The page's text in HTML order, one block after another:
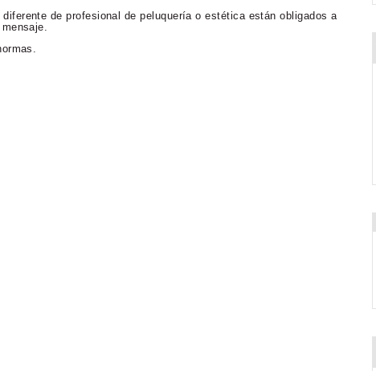
de profesional de peluquería o estética están obligados a